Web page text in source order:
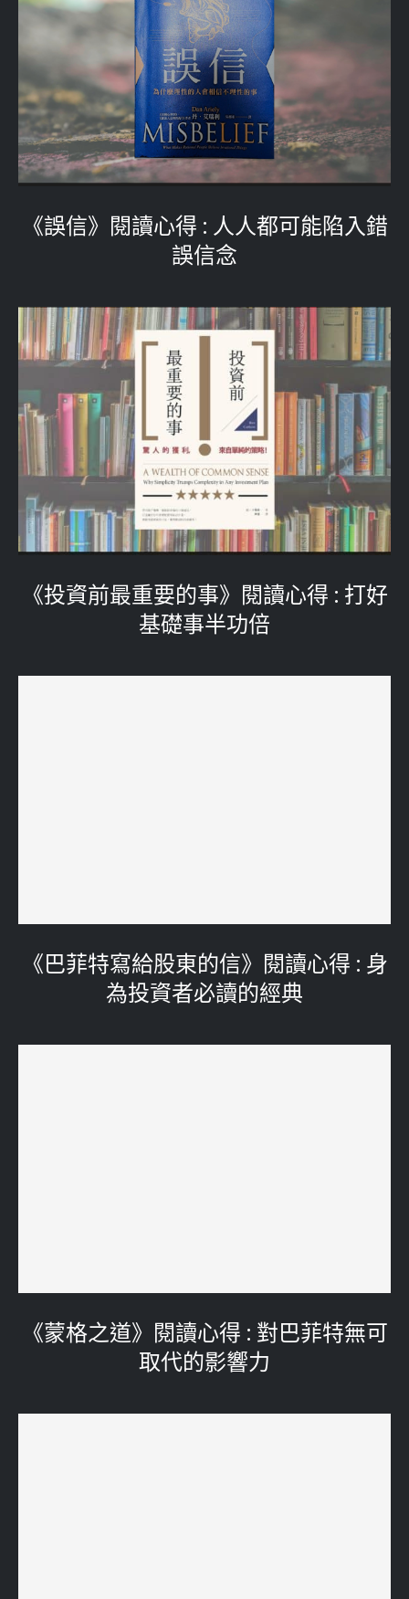
《誤信》閱讀心得 : 人人都可能陷入錯
誤信念
《投資前最重要的事》閱讀心得 : 打好
基礎事半功倍
《巴菲特寫給股東的信》閱讀心得 : 身
為投資者必讀的經典
《蒙格之道》閱讀心得 : 對巴菲特無可
取代的影響力